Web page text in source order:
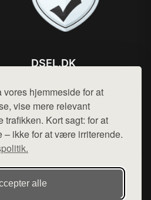
hjemmeside for at
vise mere relevant
trafikken. Kort sagt: for at
– ikke for at være irriterende.
alle
DSEL.DK
Mail: hej@want.dk
Cookie- og privatlivspolitik
der udgiver en række
af forskellige produkter fra